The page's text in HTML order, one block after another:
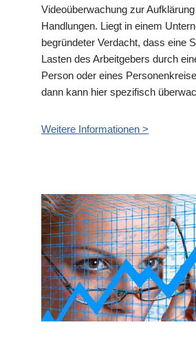
Videoüberwachung zur
Handlungen. Liegt in einem
begründeter Verdacht, dass eine
Lasten des Arbeitgebers durch
Person oder eines
dann kann hier spezifisch
Weitere Informationen >